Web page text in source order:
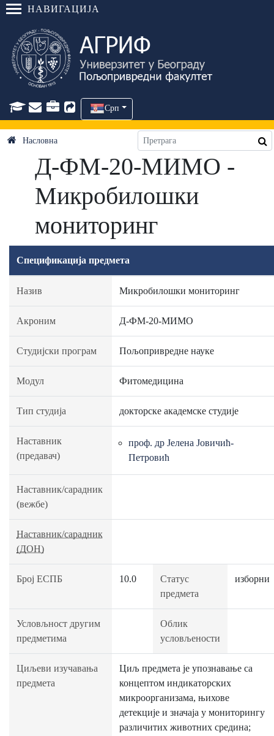
НАВИГАЦИЈА
Срп
Насловна
Д-ФМ-20-МИМО -
Микробилошки
мониторинг
Спецификација предмета
Назив Микробилошки мониторинг
Акроним Д-ФМ-20-МИМО
Студијски програм Пољопривредне науке
Модул Фитомедицина
Тип студија докторске академске студије
Наставник
(предавач)
проф. др Јелена Јовичић-
Петровић
Наставник/сарадник
(вежбе)
Наставник/сарадник
(ДОН)
Број ЕСПБ 10.0
Статус
предмета
изборни
Условљност другим
предметима
Облик
условљености
Циљеви изучавања
предмета
Циљ предмета је упознавање са
концептом индикаторских
микроорганизама, њихове
детекције и значаја у мониторингу
различитих животних средина;